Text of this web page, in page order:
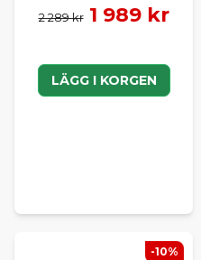
2 289 kr 1 989 kr
LÄGG I KORGEN
-10%